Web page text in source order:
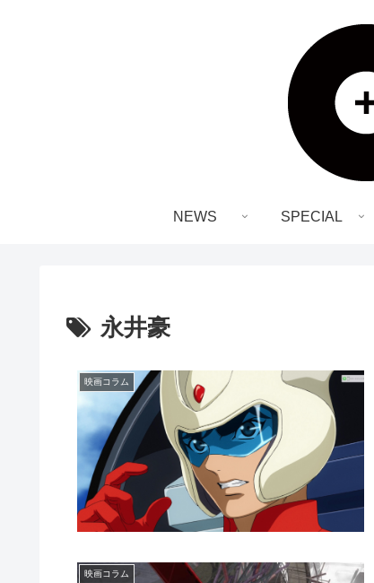
NEWS SPECIAL
永井豪
映画コラム
映画コラム